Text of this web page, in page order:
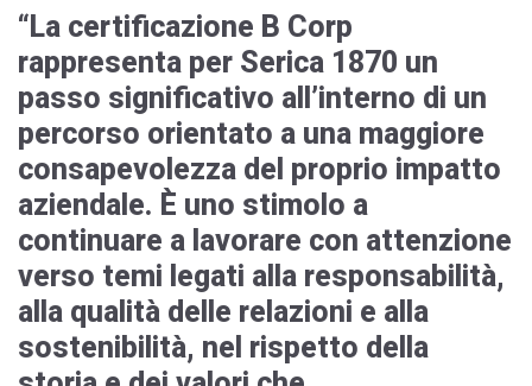
“La certificazione B Corp
rappresenta per Serica 1870 un
passo significativo all’interno di un
percorso orientato a una maggiore
consapevolezza del proprio impatto
aziendale. È uno stimolo a
continuare a lavorare con attenzione
verso temi legati alla responsabilità,
alla qualità delle relazioni e alla
sostenibilità, nel rispetto della